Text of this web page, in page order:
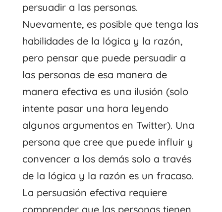
persuadir a las personas.
Nuevamente, es posible que tenga las
habilidades de la lógica y la razón,
pero pensar que puede persuadir a
las personas de esa manera de
manera efectiva es una ilusión (solo
intente pasar una hora leyendo
algunos argumentos en Twitter). Una
persona que cree que puede influir y
convencer a los demás solo a través
de la lógica y la razón es un fracaso.
La persuasión efectiva requiere
comprender que las personas tienen